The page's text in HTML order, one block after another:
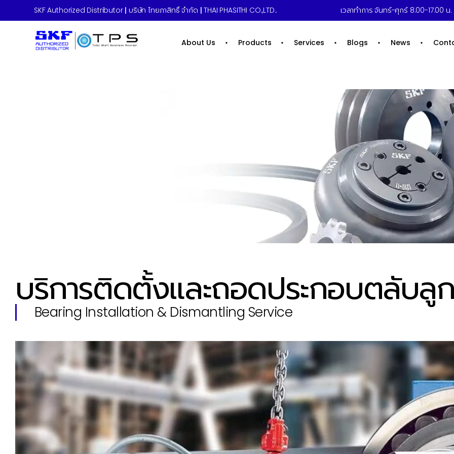
SKF Authorized Distributor | บริษัท ไทยภาสิทธิ์ จำกัด | THAI PHASITHI CO.,LTD.. เวลาทำการ จันทร์-ศุกร์ 8.00-17.00
About Us Products Services Blogs News
บริการติดตั้งและถอดประกอบตลับลู
Bearing Installation & Dismantling Service